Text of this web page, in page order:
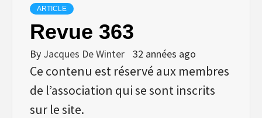
ARTICLE
Revue 363
By Jacques De Winter 32 années ago
Ce contenu est réservé aux membres
de l’association qui se sont inscrits
sur le site.